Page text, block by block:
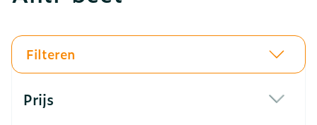
Filteren
Prijs